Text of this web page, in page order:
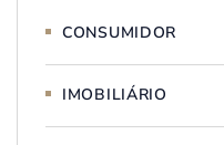
CONSUMIDOR
IMOBILIÁRIO